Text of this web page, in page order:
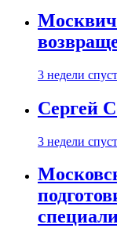
3 недели
Сергей
3 недели